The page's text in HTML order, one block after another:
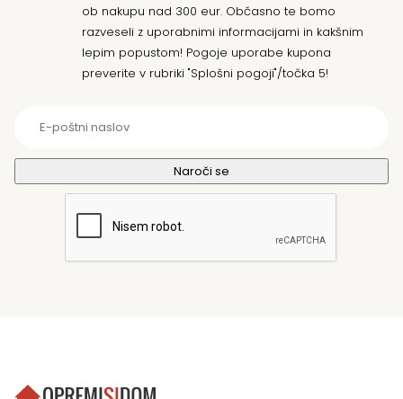
ob nakupu nad 300 eur. Občasno te bomo
razveseli z uporabnimi informacijami in kakšnim
lepim popustom! Pogoje uporabe kupona
preverite v rubriki "Splošni pogoji"/točka 5!